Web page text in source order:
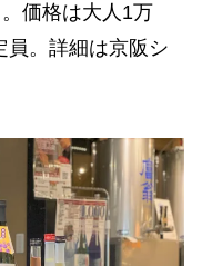
価格は大人1万
員。詳細は京阪シ